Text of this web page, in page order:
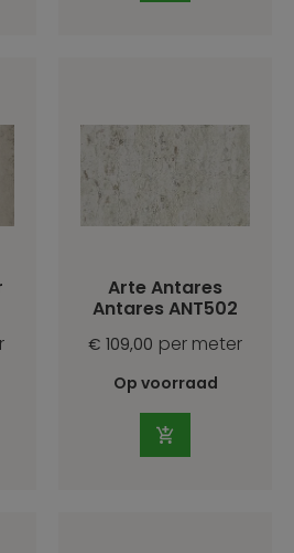
Arte Antares
Antares ANT502
€ 109,00 per meter
Op voorraad